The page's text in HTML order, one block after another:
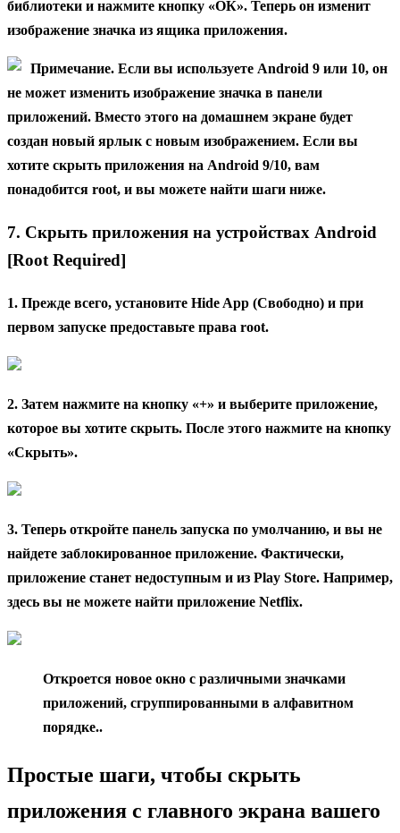
библиотеки и нажмите кнопку «ОК». Теперь он изменит
изображение значка из ящика приложения.
Примечание. Если вы используете Android 9 или 10, он
не может изменить изображение значка в панели
приложений. Вместо этого на домашнем экране будет
создан новый ярлык с новым изображением. Если вы
хотите скрыть приложения на Android 9/10, вам
понадобится root, и вы можете найти шаги ниже.
7. Скрыть приложения на устройствах Android
[Root Required]
1. Прежде всего, установите Hide App (Свободно) и при
первом запуске предоставьте права root.
2. Затем нажмите на кнопку «+» и выберите приложение,
которое вы хотите скрыть. После этого нажмите на кнопку
«Скрыть».
3. Теперь откройте панель запуска по умолчанию, и вы не
найдете заблокированное приложение. Фактически,
приложение станет недоступным и из Play Store. Например,
здесь вы не можете найти приложение Netflix.
Откроется новое окно с различными значками
приложений, сгруппированными в алфавитном
порядке..
Простые шаги, чтобы скрыть
приложения с главного экрана вашего